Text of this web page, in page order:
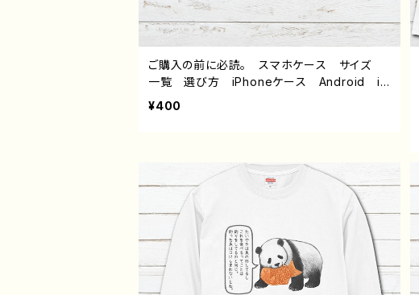
ご購入の前に必読。 スマホケース サイズ
一覧 選び方 iPhoneケース Android iP
hone17/16/15/14/13/12/11 Galaxy Xperi
¥400